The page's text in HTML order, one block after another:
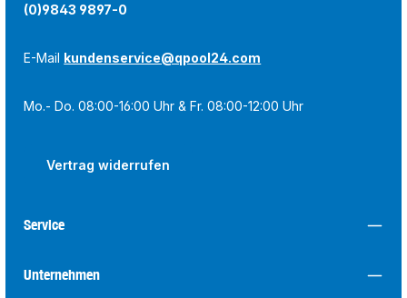
(0)9843 9897-0
E-Mail kundenservice@qpool24.com
Mo.- Do. 08:00-16:00 Uhr & Fr. 08:00-12:00 Uhr
Vertrag widerrufen
Service
Unternehmen